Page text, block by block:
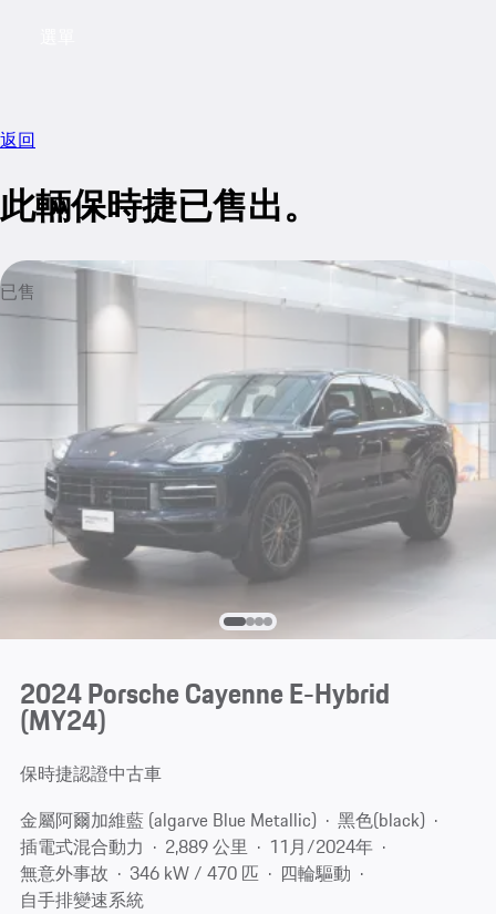
返回
此輛保時捷已售出。
已售
2024 Porsche Cayenne E-Hybrid
(MY24)
保時捷認證中古車
金屬阿爾加維藍 (algarve Blue Metallic)
黑色(black)
插電式混合動力
2,889 公里
11月/2024年
無意外事故
346 kW / 470 匹
四輪驅動
自手排變速系統